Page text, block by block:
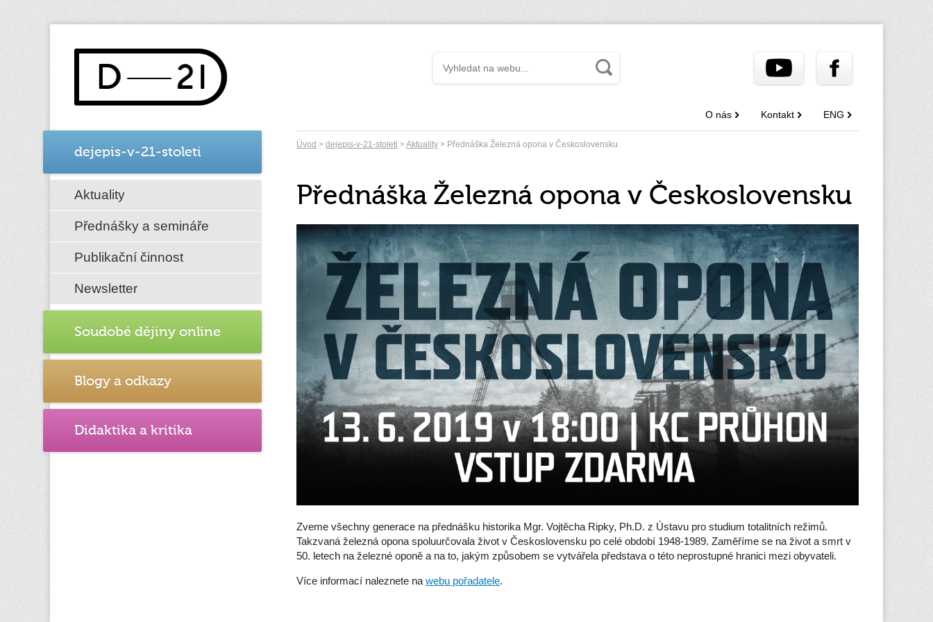
O nás Kontakt ENG
dejepis-v-21-stoleti
Aktuality
Přednášky a semináře
Publikační činnost
Newsletter
Soudobé dějiny online
Blogy a odkazy
Didaktika a kritika
Úvod > dejepis-v-21-stoleti >Aktuality > Přednáška Železná opona v Československu
Přednáška Železná opona v Československu
Zveme všechny generace na přednášku historika Mgr. Vojtěcha Ripky, Ph.D. z Ústavu pro studium totalitních režimů.
Takzvaná železná opona spoluurčovala život v Československu po celé období 1948-1989. Zaměříme se na život a smrt v
50. letech na železné oponě a na to, jakým způsobem se vytvářela představa o této neprostupné hranici mezi obyvateli.
Více informací naleznete na webu pořadatele.